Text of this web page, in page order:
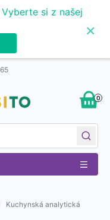
si z našej
×
0
Kuchynská analytická